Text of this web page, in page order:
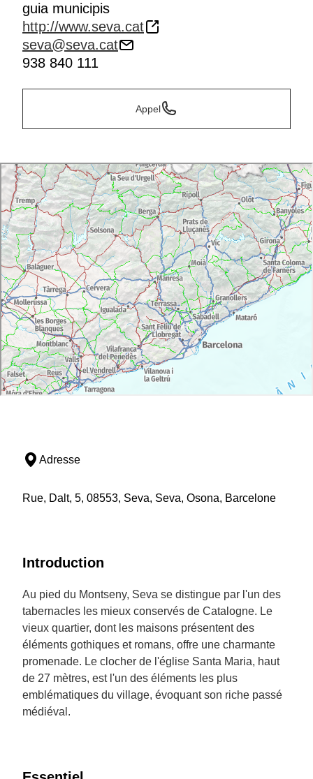
guia municipis
http://www.seva.cat
seva@seva.cat
938 840 111
Appel
Adresse
Rue, Dalt, 5, 08553, Seva, Seva, Osona, Barcelone
Introduction
Au pied du Montseny, Seva se distingue par l'un des
tabernacles les mieux conservés de Catalogne. Le
vieux quartier, dont les maisons présentent des
éléments gothiques et romans, offre une charmante
promenade. Le clocher de l'église Santa Maria, haut
de 27 mètres, est l'un des éléments les plus
emblématiques du village, évoquant son riche passé
médiéval.